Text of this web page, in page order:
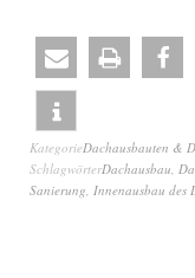
KategorieDachausbauten &
SchlagwörterDachausbau
Sanierung Innenausbau des